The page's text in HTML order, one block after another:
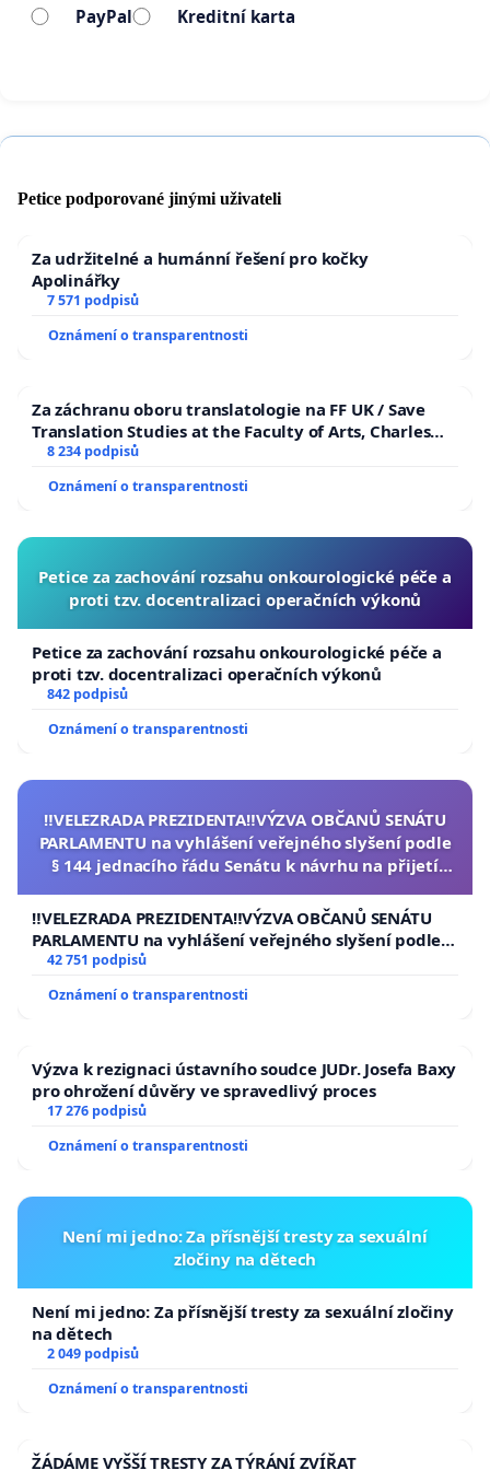
PayPal Kreditní karta
Petice podporované jinými uživateli
Za udržitelné a humánní řešení pro kočky
Apolinářky
7 571 podpisů
Oznámení o transparentnosti
Za záchranu oboru translatologie na FF UK / Save
Translation Studies at the Faculty of Arts, Charles
University
8 234 podpisů
Oznámení o transparentnosti
Petice za zachování rozsahu onkourologické péče a
proti tzv. docentralizaci operačních výkonů
Petice za zachování rozsahu onkourologické péče a
proti tzv. docentralizaci operačních výkonů
842 podpisů
Oznámení o transparentnosti
‼️VELEZRADA PREZIDENTA‼️VÝZVA OBČANŮ SENÁTU
PARLAMENTU na vyhlášení veřejného slyšení podle
§ 144 jednacího řádu Senátu k návrhu na přijetí
republiky
‼️VELEZRADA PREZIDENTA‼️VÝZVA OBČANŮ SENÁTU
PARLAMENTU na vyhlášení veřejného slyšení podle §
144 jednacího řádu Senátu k návrhu na přijetí
republiky
42 751 podpisů
Oznámení o transparentnosti
Výzva k rezignaci ústavního soudce JUDr. Josefa Baxy
pro ohrožení důvěry ve spravedlivý proces
17 276 podpisů
Oznámení o transparentnosti
Není mi jedno: Za přísnější tresty za sexuální
zločiny na dětech
Není mi jedno: Za přísnější tresty za sexuální zločiny
na dětech
2 049 podpisů
Oznámení o transparentnosti
ŽÁDÁME VYŠŠÍ TRESTY ZA TÝRÁNÍ ZVÍŘAT